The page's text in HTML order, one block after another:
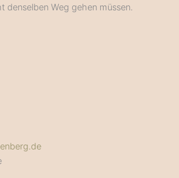
denselben Weg gehen müssen.